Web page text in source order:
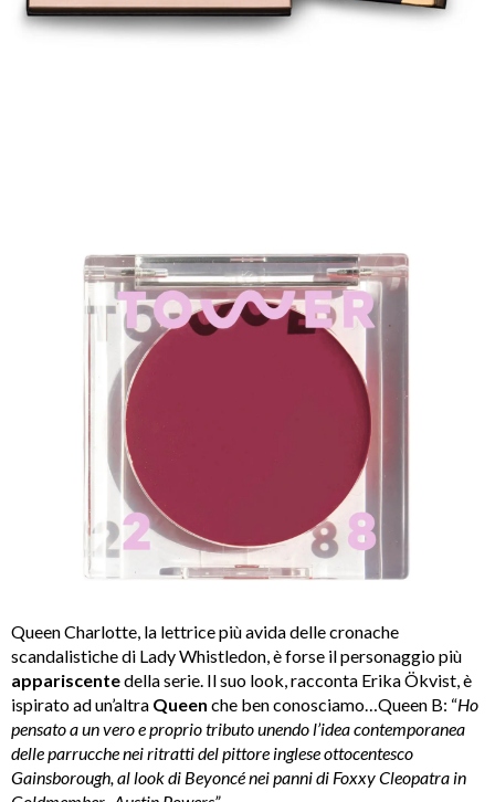
Queen Charlotte, la lettrice più avida delle cronache
scandalistiche di Lady Whistledon, è forse il personaggio più
appariscentedella serie. Il suo look, racconta Erika Ökvist, è
ispirato ad un’altra Queen che ben conosciamo…Queen B: “Ho
pensato a un vero e proprio tributo unendo l’idea contemporanea
delle parrucche nei ritratti del pittore inglese ottocentesco
Gainsborough, al look di Beyoncé nei panni di Foxxy Cleopatra in